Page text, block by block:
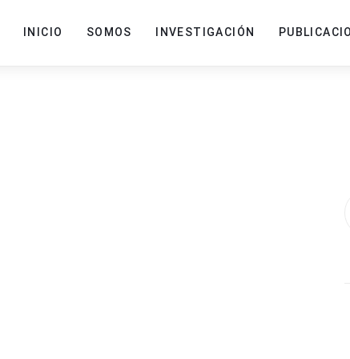
INICIO SOMOS INVESTIGACIÓN